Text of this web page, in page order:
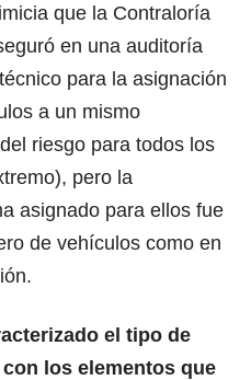
que la Contraloría
en una auditoría
para la asignación
a un mismo
riesgo para todos los
pero la
asignado para ellos fue
de vehículos como en
el tipo de
los elementos que